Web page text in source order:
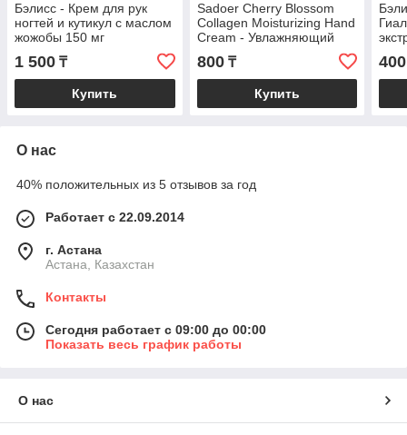
Бэлисс - Крем для рук
ногтей и кутикул с маслом
жожобы 150 мг
1 500 ₸
Купить
Sadoer Cherry Blossom
Collagen Moisturizing Hand
Cream - Увлажняющий
крем для рук с
коллагеном " Сакура "
60гр
800₸
Купить
400
О нас
40% положительных из 5 отзывов за год
Работает с 22.09.2014
г. Астана
Астана, Казахстан
Контакты
Сегодня работает с 09:00 до 00:00
Показать весь график работы
О нас